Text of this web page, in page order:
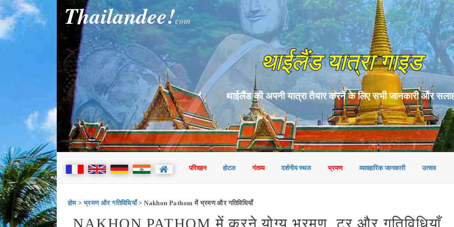
Thailandee!com
थाईलैंड यात्रा गाइड
थाईलैंड की अपनी यात्रा तैयार करने के लिए सभी जानकारी और
परिवहन होटल गंतव्य दर्शनीय स्थल भ्रमण व्यावहारिक जानकारी उत्सव
होम>भ्रमण और गतिविधियाँ> Nakhon Pathom में भ्रमण और गतिविधियाँ
NAKHON PATHOM में करने योग्य भ्रमण, टूर और गतिविधियाँ